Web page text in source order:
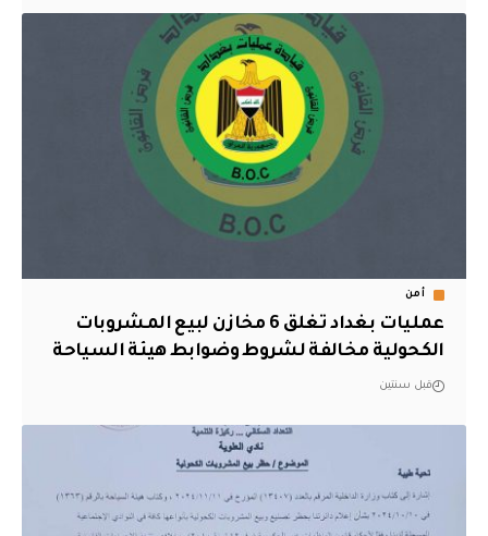
أمن
عمليات بغداد تغلق 6 مخازن لبيع المشروبات
الكحولية مخالفة لشروط وضوابط هيئة السياحة
قبل سنتين